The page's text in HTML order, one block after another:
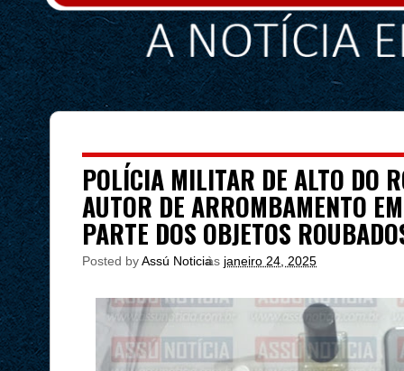
POLÍCIA MILITAR DE ALTO DO
AUTOR DE ARROMBAMENTO
PARTE DOS OBJETOS
Posted byAssú Noticia
às janeiro 24, 2025